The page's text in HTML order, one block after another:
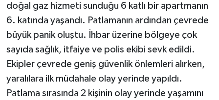
doğal gaz hizmeti sunduğu 6 katlı bir apartmanın
6. katında yaşandı. Patlamanın ardından çevrede
büyük panik oluştu. İhbar üzerine bölgeye çok
sayıda sağlık, itfaiye ve polis ekibi sevk edildi.
Ekipler çevrede geniş güvenlik önlemleri alırken,
yaralılara ilk müdahale olay yerinde yapıldı.
Patlama sırasında 2 kişinin olay yerinde yaşamını